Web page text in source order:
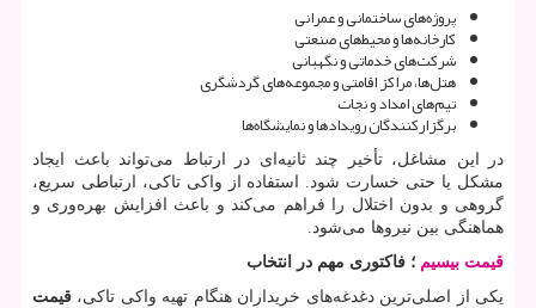
پروژه‌های ساختمانی و عمرانی
کارخانه‌ها و محیط‌های صنعتی
شرکت‌های خدماتی و نگهبانی
هتل‌ها، مراکز اقامتی و مجموعه‌های گردشگری
تیم‌های امداد و نجات
برگزارکنندگان رویدادها و نمایشگاه‌ها
در این مشاغل، تأخیر چند ثانیه‌ای در ارتباط می‌تواند باعث ایجاد
مشکل یا حتی خسارت شود. استفاده از واکی تاکی، ارتباطی سریع،
گروهی و بدون اختلال را فراهم می‌کند و باعث افزایش بهره‌وری و
هماهنگی بین نیروها می‌شود.
قیمت بیسیم ؛ فاکتوری مهم در انتخاب
یکی از اصلی‌ترین دغدغه‌های خریداران هنگام تهیه واکی تاکی، قیمت